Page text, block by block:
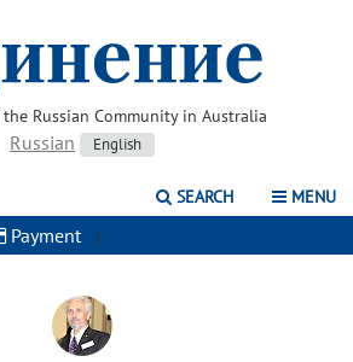
Russian Community in Australia
Russian English
SEARCH MENU
Payment |